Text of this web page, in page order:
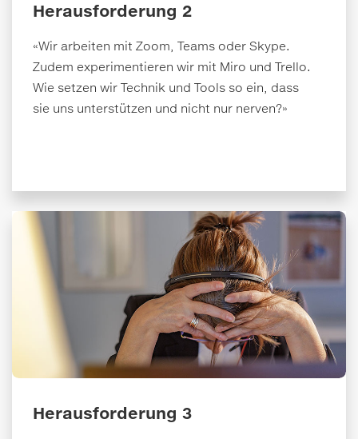
Herausforderung 2
«Wir arbeiten mit Zoom, Teams oder Skype.
Zudem experimentieren wir mit Miro und Trello.
Wie setzen wir Technik und Tools so ein, dass
sie uns unterstützen und nicht nur nerven?»
Herausforderung 3